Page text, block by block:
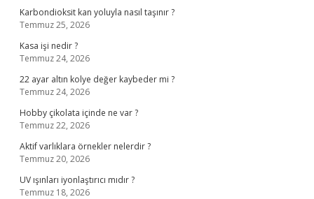
Karbondioksit kan yoluyla nasıl taşınır ?
Temmuz 25, 2026
Kasa işi nedir ?
Temmuz 24, 2026
22 ayar altın kolye değer kaybeder mi ?
Temmuz 24, 2026
Hobby çikolata içinde ne var ?
Temmuz 22, 2026
Aktif varlıklara örnekler nelerdir ?
Temmuz 20, 2026
UV ışınları iyonlaştırıcı mıdır ?
Temmuz 18, 2026